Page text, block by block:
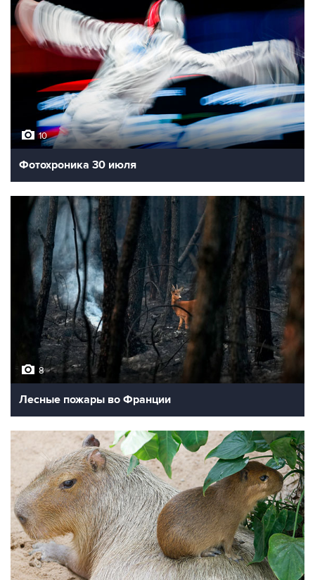
10
Фотохроника 30 июля
8
Лесные пожары во Франции